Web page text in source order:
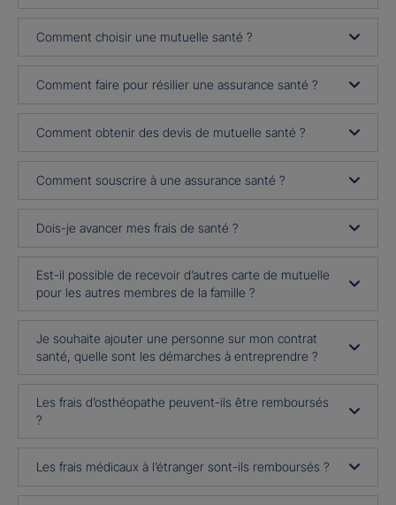
Comment choisir une mutuelle santé ?
Comment faire pour résilier une assurance santé ?
Comment obtenir des devis de mutuelle santé ?
Comment souscrire à une assurance santé ?
Dois-je avancer mes frais de santé ?
Est-il possible de recevoir d’autres carte de mutuelle
pour les autres membres de la famille ?
Je souhaite ajouter une personne sur mon contrat
santé, quelle sont les démarches à entreprendre ?
Les frais d’osthéopathe peuvent-ils être remboursés
?
Les frais médicaux à l’étranger sont-ils remboursés ?